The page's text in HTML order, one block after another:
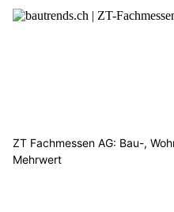
ZT Fachmessen AG: Bau-,
Mehrwert